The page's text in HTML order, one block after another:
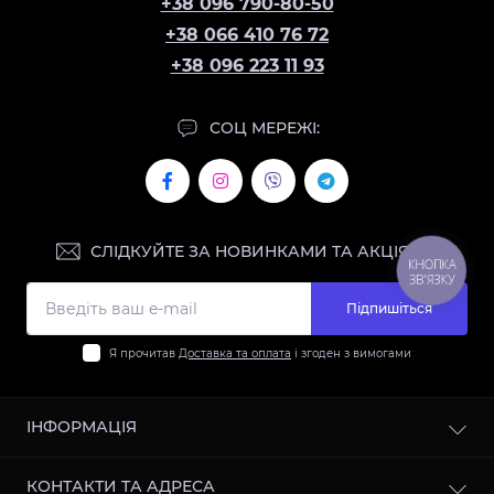
+38 066 410 76 72
+38 096 223 11 93
СОЦ МЕРЕЖІ:
СЛІДКУЙТЕ ЗА НОВИНКАМИ ТА АКЦІЯМИ:
Підпишіться
Я прочитав Доставка та оплата і згоден з вимогами
ІНФОРМАЦІЯ
КОНТАКТИ ТА АДРЕСА
КНОПКА
ЗВ'ЯЗКУ